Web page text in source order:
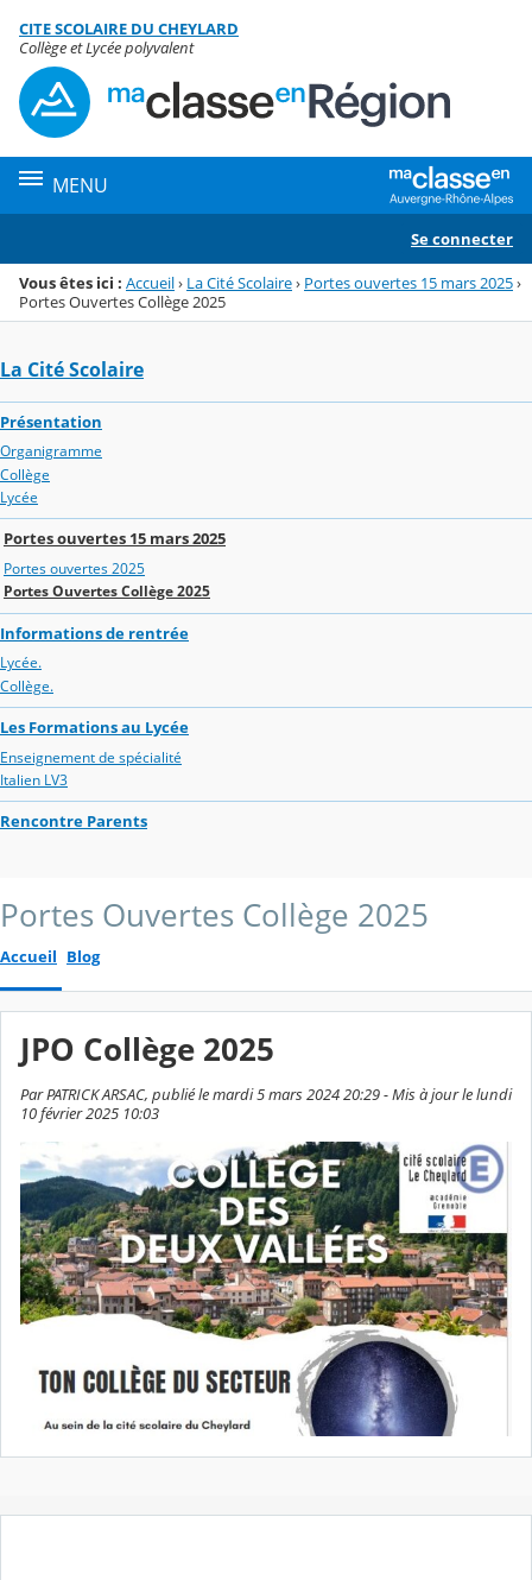
Menu de la rubrique
Contenu
CITE SCOLAIRE DU CHEYLARD
Collège et Lycée polyvalent
MENU
Se connecter
Vous êtes ici : Accueil› La Cité Scolaire› Portes ouvertes 15 mars 2025›
Portes Ouvertes Collège 2025
La Cité Scolaire
Présentation
Organigramme
Collège
Lycée
Portes ouvertes 15 mars 2025
Portes ouvertes 2025
Portes Ouvertes Collège 2025
Informations de rentrée
Lycée.
Collège.
Les Formations au Lycée
Enseignement de spécialité
Italien LV3
Rencontre Parents
Portes Ouvertes Collège 2025
Accueil Blog
JPO Collège 2025
Par PATRICK ARSAC, publié le mardi 5 mars 2024 20:29 - Mis à jour le lundi
10 février 2025 10:03